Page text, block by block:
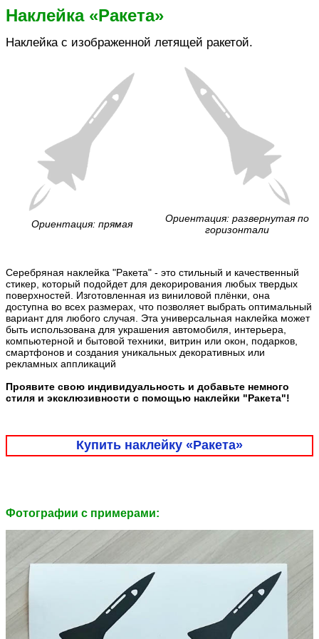
Наклейка «Ракета»
Наклейка с изображенной летящей ракетой.
Ориентация: прямая
Ориентация: развернутая по
горизонтали
Серебряная наклейка "Ракета" - это стильный и качественный
стикер, который подойдет для декорирования любых твердых
поверхностей. Изготовленная из виниловой плёнки, она
доступна во всех размерах, что позволяет выбрать оптимальный
вариант для любого случая. Эта универсальная наклейка может
быть использована для украшения автомобиля, интерьера,
компьютерной и бытовой техники, витрин или окон, подарков,
смартфонов и создания уникальных декоративных или
рекламных аппликаций
Проявите свою индивидуальность и добавьте немного
стиля и эксклюзивности с помощью наклейки "Ракета"!
Купить наклейку «Ракета»
Фотографии c примерами: